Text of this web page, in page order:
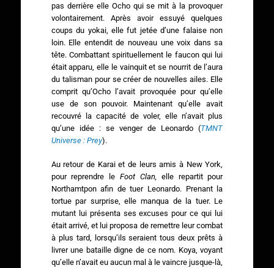
pas derrière elle Ocho qui se mit à la provoquer
volontairement. Après avoir essuyé quelques
coups du yokai, elle fut jetée d’une falaise non
loin. Elle entendit de nouveau une voix dans sa
tête. Combattant spirituellement le faucon qui lui
était apparu, elle le vainquit et se nourrit de l’aura
du talisman pour se créer de nouvelles ailes. Elle
comprit qu’Ocho l’avait provoquée pour qu’elle
use de son pouvoir. Maintenant qu’elle avait
recouvré la capacité de voler, elle n’avait plus
qu’une idée : se venger de Leonardo (TMNT
Universe : Prey).
Au retour de Karai et de leurs amis à New York,
pour reprendre leFoot Clan, elle repartit pour
Northamtpon afin de tuer Leonardo. Prenant la
tortue par surprise, elle manqua de la tuer. Le
mutant lui présenta ses excuses pour ce qui lui
était arrivé, et lui proposa de remettre leur combat
à plus tard, lorsqu’ils seraient tous deux prêts à
livrer une bataille digne de ce nom. Koya, voyant
qu’elle n’avait eu aucun mal à le vaincre jusque-là,